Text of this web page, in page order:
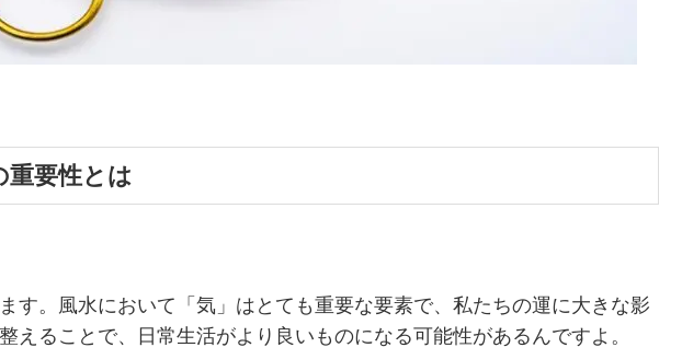
重要性とは
す。風水において「気」はとても重要な要素で、私たちの運に大きな影
えることで、日常生活がより良いものになる可能性があるんですよ。